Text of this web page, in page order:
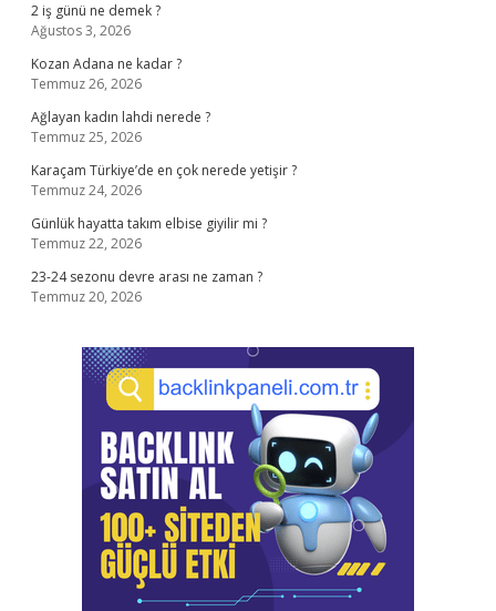
2 iş günü ne demek ?
Ağustos 3, 2026
Kozan Adana ne kadar ?
Temmuz 26, 2026
Ağlayan kadın lahdi nerede ?
Temmuz 25, 2026
Karaçam Türkiye’de en çok nerede yetişir ?
Temmuz 24, 2026
Günlük hayatta takım elbise giyilir mi ?
Temmuz 22, 2026
23-24 sezonu devre arası ne zaman ?
Temmuz 20, 2026